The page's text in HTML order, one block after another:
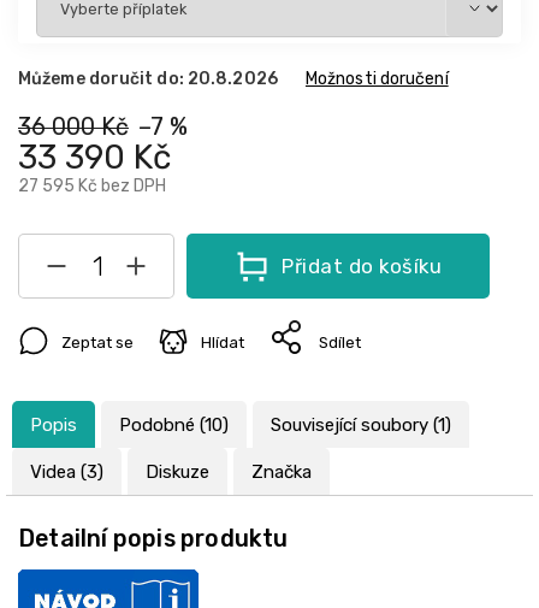
36 000 Kč –7 %
33 390 Kč
27 595 Kč bez DPH
Můžeme doručit do: 20.8.2026 Možnosti doručení
Přidat do košíku
Zeptat se Hlídat Sdílet
Popis Podobné (10) Související soubory (1)
Videa (3) Diskuze Značka
Detailní popis produktu